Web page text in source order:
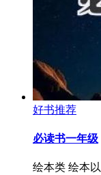
好书推荐
必读书一年级
绘本类 绘本